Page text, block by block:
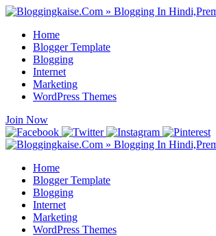
Home
Blogger Template
Blogging
Internet
Marketing
WordPress Themes
Join Now
Home
Blogger Template
Blogging
Internet
Marketing
WordPress Themes